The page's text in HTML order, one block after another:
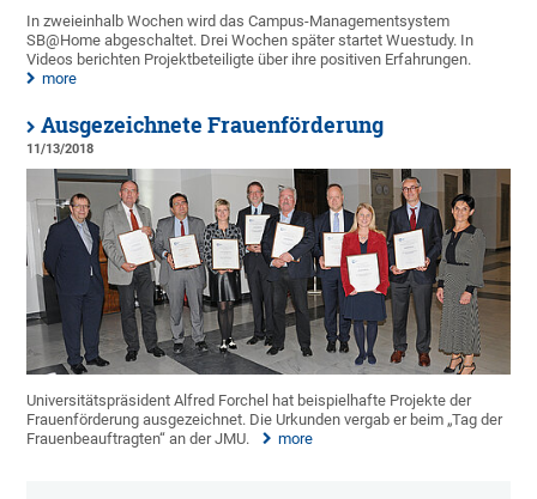
In zweieinhalb Wochen wird das Campus-Managementsystem
SB@Home abgeschaltet. Drei Wochen später startet Wuestudy. In
Videos berichten Projektbeteiligte über ihre positiven Erfahrungen.
more
Ausgezeichnete Frauenförderung
11/13/2018
Universitätspräsident Alfred Forchel hat beispielhafte Projekte der
Frauenförderung ausgezeichnet. Die Urkunden vergab er beim „Tag der
Frauenbeauftragten“ an der JMU.
more